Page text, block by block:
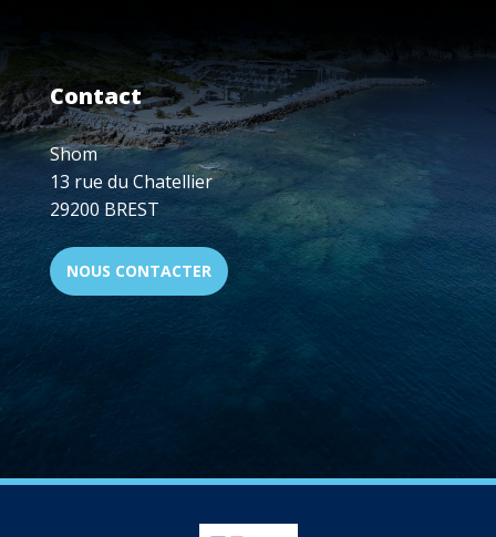
Contact
Shom
13 rue du Chatellier
29200 BREST
NOUS CONTACTER